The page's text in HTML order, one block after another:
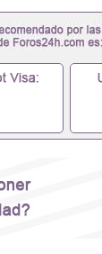
入职事业
毕业证在国内
以办学历认证
门外
怎么办
网上
国外大学文
哪里可以办
外毕业证QQ微
业证封皮QQ
快速拿到国外